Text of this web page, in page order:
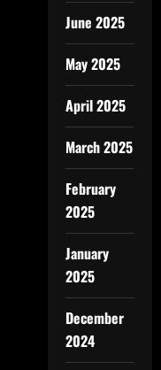
June 2025
May 2025
April 2025
March 2025
February
2025
January
2025
December
2024